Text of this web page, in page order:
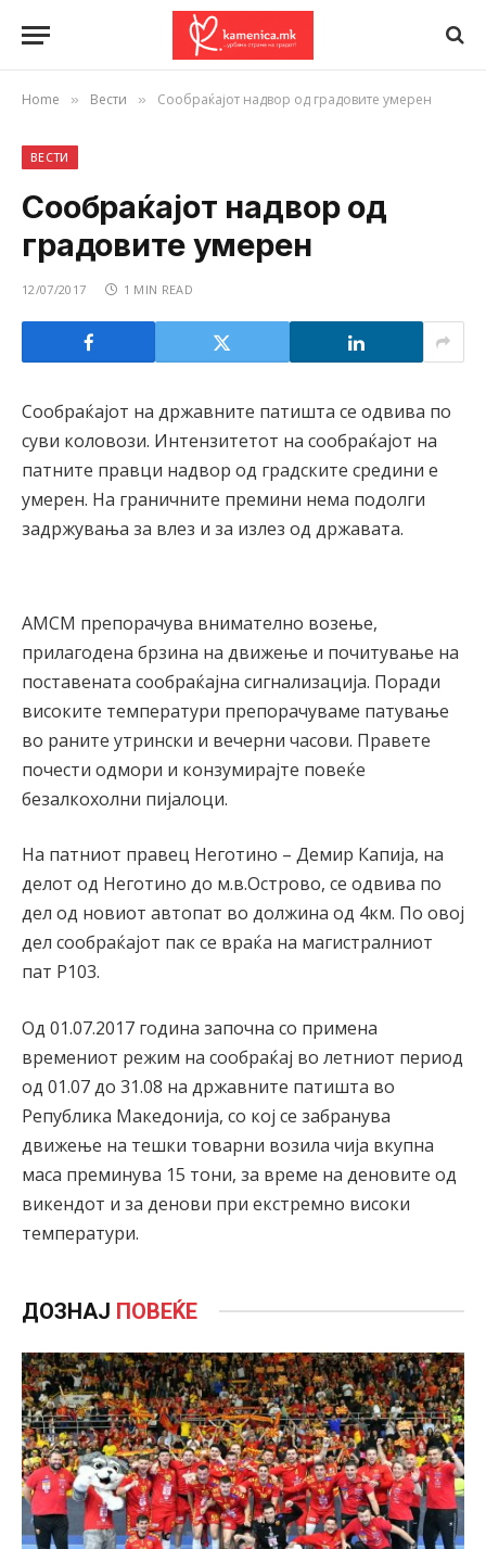
Home » Вести » Сообраќајот надвор од градовите умерен
ВЕСТИ
Сообраќајот надвор од
градовите умерен
12/07/2017 1 MIN READ
Сообраќајот на државните патишта се одвива пo
суви коловози. Интензитетот на сообраќајот на
патните правци надвор од градските средини е
умерен. На граничните премини нема подолги
задржувања за влез и за излез од државата.
АМСМ препорачува внимателно возење,
прилагодена брзина на движење и почитување на
поставената сообраќајна сигнализација. Поради
високите температури препорачуваме патување
во раните утрински и вечерни часови. Правете
почести одмори и конзумирајте повеќе
безалкохолни пијалоци.
На патниот правец Неготино – Демир Капија, на
делот од Неготино до м.в.Острово, се одвива по
дел од новиот автопат во должина од 4км. По овој
дел сообраќајот пак се враќа на магистралниот
пат Р103.
Од 01.07.2017 година започна со примена
времениот режим на сообраќај во летниот период
од 01.07 до 31.08 на државните патишта во
Република Македонија, со кој се забранува
движење на тешки товарни возила чија вкупна
маса преминува 15 тони, за време на деновите од
викендот и за денови при екстремно високи
температури.
ДОЗНАЈ ПОВЕЌЕ